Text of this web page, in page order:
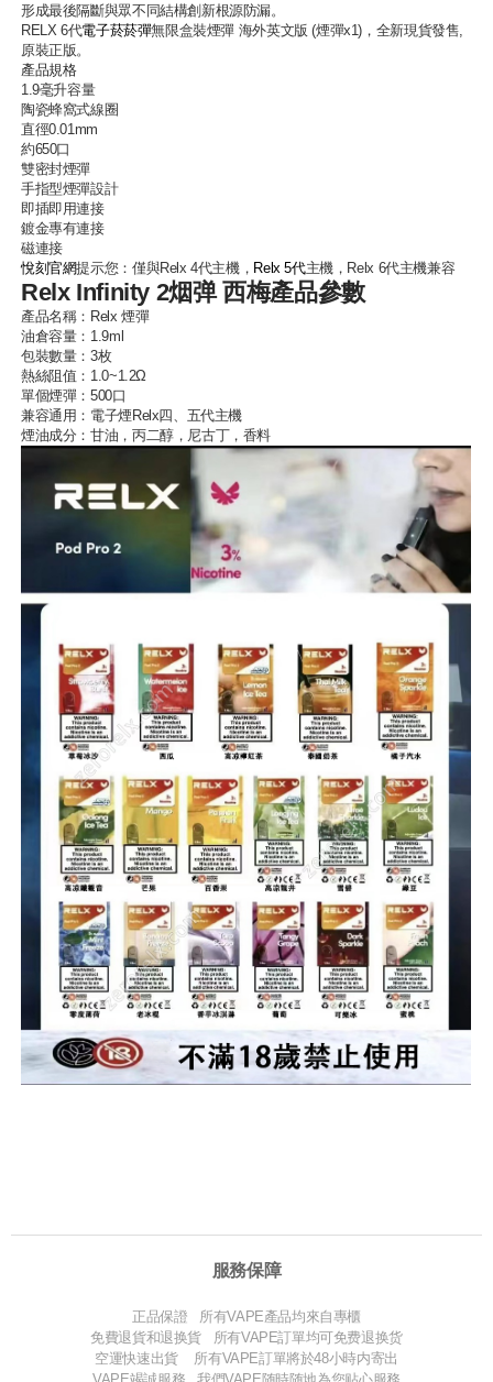
形成最後隔斷與眾不同結構創新根源防漏。
RELX 6代電子菸菸彈無限盒裝煙彈 海外英文版 (煙彈x1)，全新現貨發售,
原裝正版。
產品規格
1.9毫升容量
陶瓷蜂窩式線圈
直徑0.01mm
約650口
雙密封煙彈
手指型煙彈設計
即插即用連接
鍍金專有連接
磁連接
悅刻官網提示您：僅與Relx 4代主機， Relx 5代主機，Relx 6代主機兼容
Relx Infinity 2烟弹 西梅產品參數
產品名稱： Relx 煙彈
油倉容量：1.9ml
包裝數量：3枚
熱絲阻值：1.0~1.2Ω
單個煙彈：500口
兼容通用： 電子煙Relx四、五代主機
煙油成分：甘油，丙二醇，尼古丁，香料
服務保障
正品保證 所有VAPE產品均來自專櫃
免費退貨和退换貨 所有VAPE訂單均可免费退换货
空運快速出貨 所有VAPE訂單將於48小時内寄出